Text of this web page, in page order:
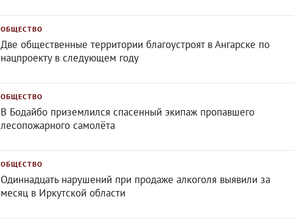
ОБЩЕСТВО
Две общественные территории благоустроят в Ангарске по
нацпроекту в следующем году
ОБЩЕСТВО
В Бодайбо приземлился спасенный экипаж пропавшего
лесопожарного самолёта
ОБЩЕСТВО
Одиннадцать нарушений при продаже алкоголя выявили за
месяц в Иркутской области